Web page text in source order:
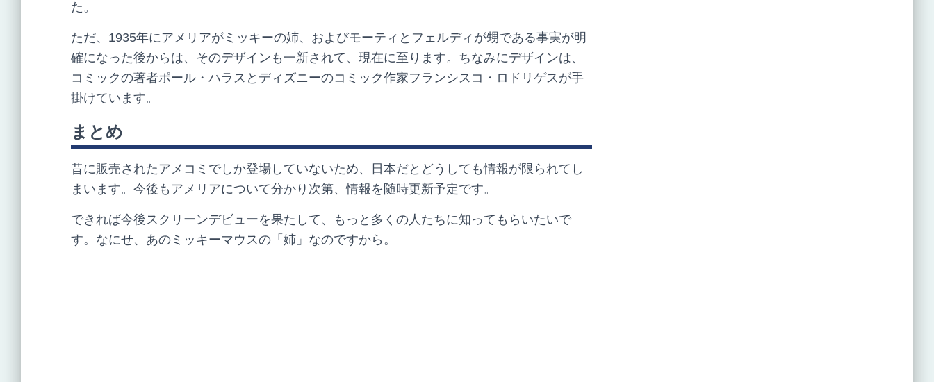
た。
ただ、1935年にアメリアがミッキーの姉、およびモーティとフェルディが甥である事実が明
確になった後からは、そのデザインも一新されて、現在に至ります。ちなみにデザインは、
コミックの著者ポール・ハラスとディズニーのコミック作家フランシスコ・ロドリゲスが手
掛けています。
まとめ
昔に販売されたアメコミでしか登場していないため、日本だとどうしても情報が限られてし
まいます。今後もアメリアについて分かり次第、情報を随時更新予定です。
できれば今後スクリーンデビューを果たして、もっと多くの人たちに知ってもらいたいで
す。なにせ、あのミッキーマウスの「姉」なのですから。